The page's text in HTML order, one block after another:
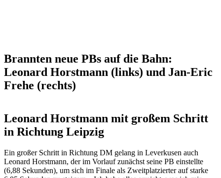
Brannten neue PBs auf die Bahn:
Leonard Horstmann (links) und Jan-Eric
Frehe (rechts)
Leonard Horstmann mit großem Schritt
in Richtung Leipzig
Ein großer Schritt in Richtung DM gelang in Leverkusen auch
Leonard Horstmann, der im Vorlauf zunächst seine PB einstellte
(6,88 Sekunden), um sich im Finale als Zweitplatzierter auf starke